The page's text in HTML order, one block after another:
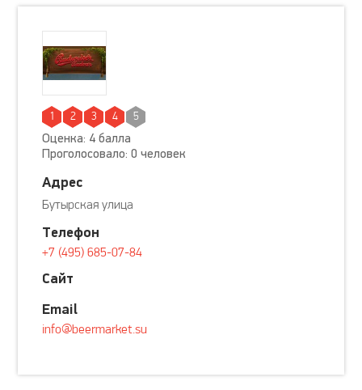
1 2 3 4 5
Оценка: 4 балла
Проголосовало: 0 человек
Адрес
Бутырская улица
Телефон
+7 (495) 685-07-84
Сайт
Email
info@beermarket.su